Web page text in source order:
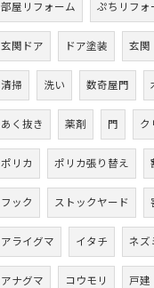
部屋リフォーム ぷちリフォ
玄関ドア ドア塗装 玄関
清掃 洗い 数奇屋門
あく抜き 薬剤 門 ク
ポリカ ポリカ張り替え
フック ストックヤード
アライグマ イタチ ネズ
アナグマ コウモリ 戸建